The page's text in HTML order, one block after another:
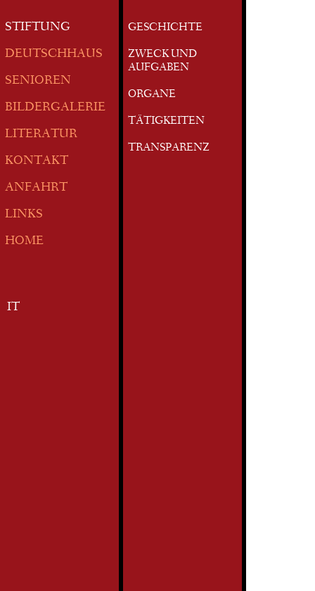
STIFTUNG
DEUTSCHHAUS
SENIOREN
BILDERGALERIE
LITERATUR
KONTAKT
ANFAHRT
LINKS
HOME
IT
GESCHICHTE
ZWECK UND
AUFGABEN
ORGANE
TÄTIGKEITEN
TRANSPARENZ